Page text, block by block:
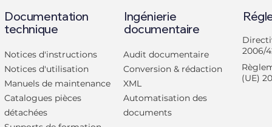
Dossier technique CE
machine : que doit-il
contenir exactement ?
Documentation
technique
Notices d'instructions
Notices d'utilisation
Manuels de maintenance
Catalogues pièces
détachées
Ingénierie
documentaire
Audit documentaire
Conversion & rédaction
XML
Automatisation des
documents
2006/
(UE)